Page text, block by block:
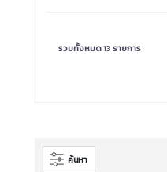
รวมทั้งหมด13รายการ
ค้นหา